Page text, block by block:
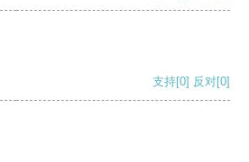
支持[0] 反对[0]